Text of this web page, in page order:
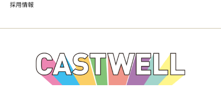
採用情報